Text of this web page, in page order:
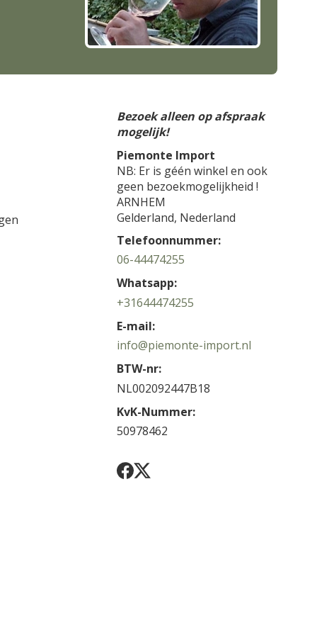
Bezoek alleen op afspraak
mogelijk!
Piemonte Import
NB: Er is géén winkel en ook
geen bezoekmogelijkheid !
ARNHEM
Gelderland, Nederland
Telefoonnummer:
06-44474255
Whatsapp:
+31644474255
E-mail:
info@piemonte-import.nl
BTW-nr:
NL002092447B18
KvK-Nummer:
50978462